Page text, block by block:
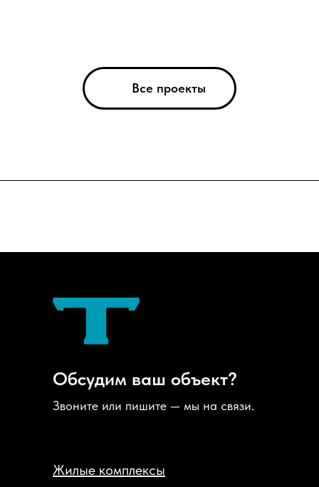
Все проекты
Обсудим ваш объект?
Звоните или пишите — мы на связи.
Жилые комплексы